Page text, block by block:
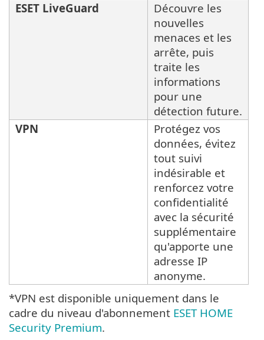
ESET LiveGuard
Découvre les
nouvelles
menaces et les
arrête, puis
traite les
informations
pour une
détection future.
VPN
Protégez vos
données, évitez
tout suivi
indésirable et
renforcez votre
confidentialité
avec la sécurité
supplémentaire
qu'apporte une
adresse IP
anonyme.
*VPN est disponible uniquement dans le
cadre du niveau d'abonnement ESET HOME
Security Premium.